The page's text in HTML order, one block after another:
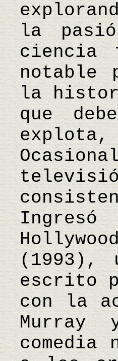
la
ciencia
notable
la
que
(1993),
escrito
con la
Murray
comedia